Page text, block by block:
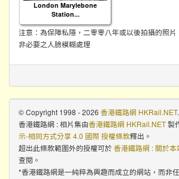
London Marylebone
Station...
注意：為保障私隱，二零零八年或以後拍攝的照
非必要之人臉模糊處理
© Copyright 1998 - 2026 香港鐵路網 HKRail.NET.
香港鐵路網 : 相片集由香港鐵路網 HKRail.NET製
示-相同方式分享 4.0 國際 授權條款釋出。
超出此條款範圍外的授權可於香港鐵路網 : 關於
查閱。
*香港鐵路網是一純粹為興趣而成立的網站，而非